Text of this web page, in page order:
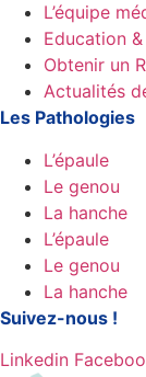
L’équipe
Education
Obtenir un
Actualités
Les Pathologies
L’épaule
Le genou
La hanche
L’épaule
Le genou
La hanche
Suivez-nous !
Linkedin